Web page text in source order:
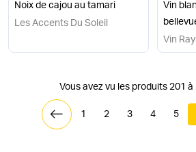
Noix de cajou au tamari
Les Accents Du Soleil
Vin
Vin
Vous avez vu les produits 201 à
1 2 3 4 5